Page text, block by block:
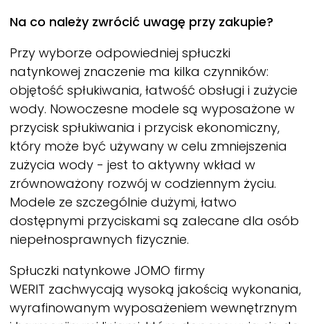
Na co należy zwrócić uwagę przy zakupie?
Przy wyborze odpowiedniej spłuczki
natynkowej znaczenie ma kilka czynników:
objętość spłukiwania, łatwość obsługi i zużycie
wody. Nowoczesne modele są wyposażone w
przycisk spłukiwania i przycisk ekonomiczny,
który może być używany w celu zmniejszenia
zużycia wody - jest to aktywny wkład w
zrównoważony rozwój w codziennym życiu.
Modele ze szczególnie dużymi, łatwo
dostępnymi przyciskami są zalecane dla osób
niepełnosprawnych fizycznie.
Spłuczki natynkowe JOMO firmy
WERIT zachwycają wysoką jakością wykonania,
wyrafinowanym wyposażeniem wewnętrznym